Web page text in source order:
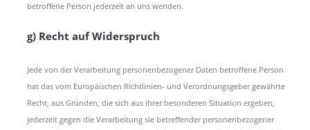
betroffene Person jederzeit an uns wenden.
g) Recht auf Widerspruch
Jede von der Verarbeitung personenbezogener Daten betroffene Person
hat das vom Europäischen Richtlinien- und Verordnungsgeber gewährte
Recht, aus Gründen, die sich aus ihrer besonderen Situation ergeben,
jederzeit gegen die Verarbeitung sie betreffender personenbezogener